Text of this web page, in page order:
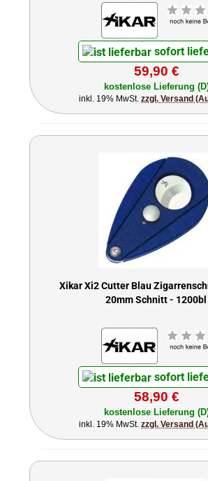
sofort
59,90 €
kostenlose Lieferung
inkl. 19% MwSt. zzgl. Versand
Xikar Xi2 Cutter Blau
20mm Schnitt - 1200bl
sofort
58,90 €
kostenlose Lieferung
inkl. 19% MwSt. zzgl. Versand